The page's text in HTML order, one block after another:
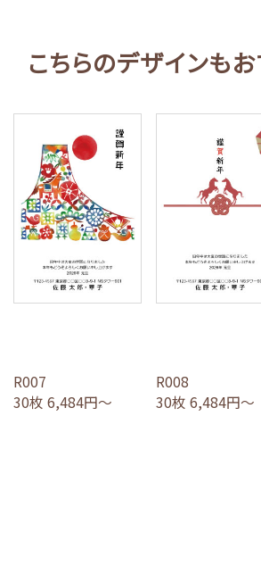
こちらのデザインも
R007
30枚 6,484円～
R008
30枚 6,484円～